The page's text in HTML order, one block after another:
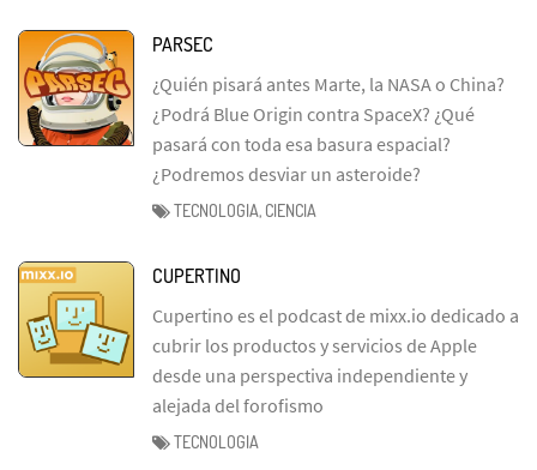
PARSEC
¿Quién pisará antes Marte, la NASA o China?
¿Podrá Blue Origin contra SpaceX? ¿Qué
pasará con toda esa basura espacial?
¿Podremos desviar un asteroide?
TECNOLOGIA, CIENCIA
CUPERTINO
Cupertino es el podcast de mixx.io dedicado a
cubrir los productos y servicios de Apple
desde una perspectiva independiente y
alejada del forofismo
TECNOLOGIA